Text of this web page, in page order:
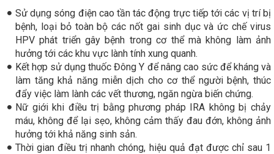
Sử dụng sóng điện cao tần tác động trực tiếp tới các vị trí bị
bệnh, loại bỏ toàn bộ các nốt gai sinh dục và ức chế virus
HPV phát triển gây bệnh trong cơ thể mà không làm ảnh
hưởng tới các khu vực lành tính xung quanh.
Kết hợp sử dụng thuốc Đông Y để nâng cao sức để kháng và
làm tăng khả năng miễn dịch cho cơ thể người bệnh, thúc
đẩy việc làm lành các vết thương, ngăn ngừa biến chứng.
Nữ giới khi điều trị bằng phương pháp IRA không bị chảy
máu, không để lại sẹo, không cảm thấy đau đớn, không ảnh
hưởng tới khả năng sinh sản.
Thời gian điều trị nhanh chóng, hiệu quả đạt được chỉ sau 1